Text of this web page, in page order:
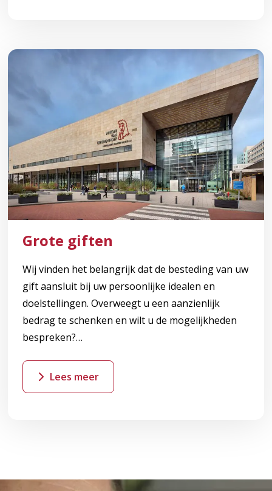
Grote giften
Wij vinden het belangrijk dat de besteding van uw
gift aansluit bij uw persoonlijke idealen en
doelstellingen. Overweegt u een aanzienlijk
bedrag te schenken en wilt u de mogelijkheden
bespreken?…
Lees meer